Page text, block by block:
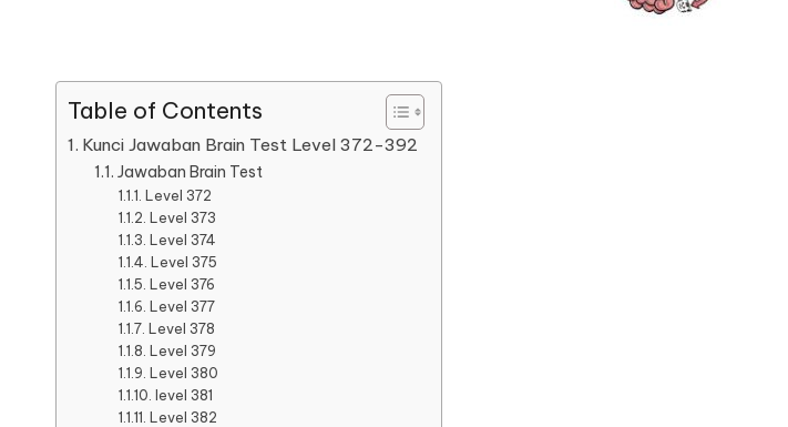
Table of Contents
Kunci Jawaban Brain Test Level 372-392
Jawaban Brain Test
Level 372
Level 373
Level 374
Level 375
Level 376
Level 377
Level 378
Level 379
Level 380
level 381
Level 382